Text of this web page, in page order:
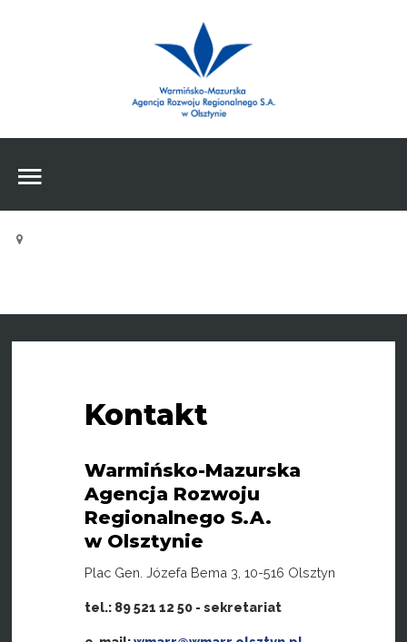
Pages (2)
Extensions (2)
Znajdźna stronie
Wpisz czego szukasz
Kontakt
Warmińsko-Mazurska
Agencja Rozwoju
Regionalnego S.A.
w Olsztynie
Plac Gen. Józefa Bema 3, 10-516 Olsztyn
tel.: 89 521 12 50 - sekretariat